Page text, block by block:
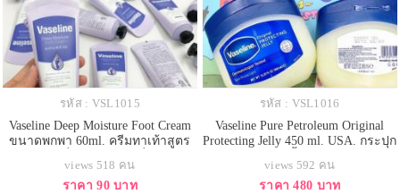
รหัส : VSL1015
Vaseline Deep Moisture Foot Cream
ขนาดพกพา 60ml. ครีมทาเท้าสูตร
เท่านั้น กู้ส้นเท้าแตก แห้ง ให้กลับมา
นุ่มชุ่มชื้น ใช้ทาตาตุ่ม ข้อศอก หัว
views 518 คน
ราคา 90 บาท
รหัส : VSL1016
Vaseline Pure Petroleum Original
Protecting Jelly 450 ml. USA. กระปุก
สลีน ปิโตรเลียมเจลลี่บริสุทธิ์ 100%
เป็นเจลลี่มหัศจรรย์ต้นตำรับมากว่า
views 592 คน
ราคา 480 บาท